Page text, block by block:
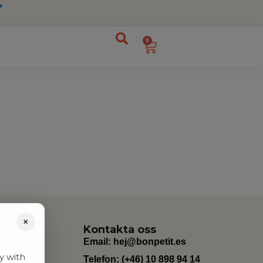
0
Kontakta oss
Email: hej@bonpetit.es
Telefon: (+46) 10 898 94 14
×
with